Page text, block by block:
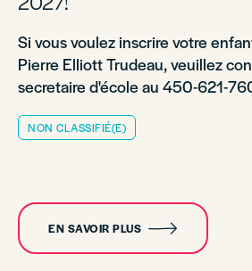
Si vous voulez inscrire votre
Pierre Elliott Trudeau, veuillez
secretaire d'école au 450-621-
NON CLASSIFIÉ(E)
EN SAVOIR PLUS